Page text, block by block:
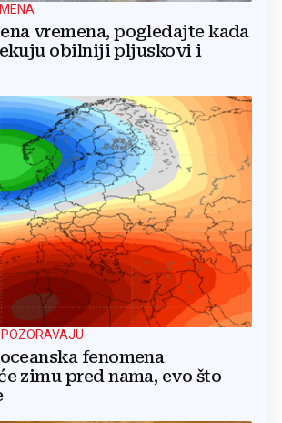
vremena, pogledajte kada
obilniji pljuskovi i
fenomena
zimu pred nama, evo što